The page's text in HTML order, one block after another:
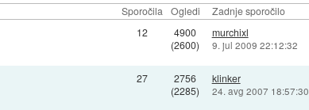
Sporočila Ogledi Zadnje sporočilo
12
4900
(2600)
murchixl
9. jul 2009 22:12:32
27
2756
(2285)
klinker
24. avg 2007 18:57:30